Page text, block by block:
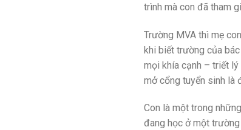
trình mà con đã tham
Trường MVA thì mẹ
khi biết trường của
mọi khía cạnh – triết
mở cổng tuyển sinh là
Con là một trong
đang học ở một